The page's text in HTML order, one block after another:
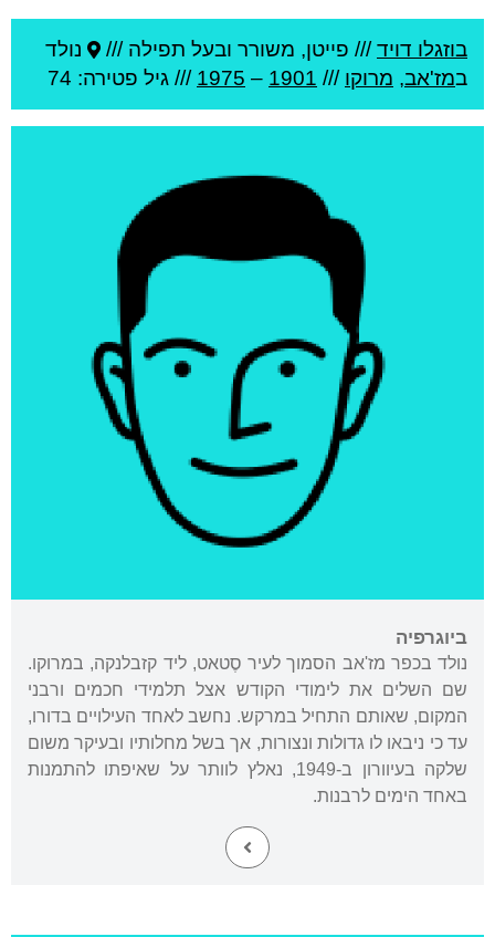
בוזגלו דויד/// פייטן, משורר ובעל תפילה ///
נולד
במז'אב, מרוקו ///
1901
–
1975 /// גיל פטירה: 74
ביוגרפיה
נולד בכפר מז'אב הסמוך לעיר סֶטאט, ליד קזבלנקה, במרוקו.
שם השלים את לימודי הקודש אצל תלמידי חכמים ורבני
המקום, שאותם התחיל במרקש. נחשב לאחד העילויים בדורו,
עד כי ניבאו לו גדולות ונצורות, אך בשל מחלותיו ובעיקר משום
שלקה בעיוורון ב-1949, נאלץ לוותר על שאיפתו להתמנות
באחד הימים לרבנות.